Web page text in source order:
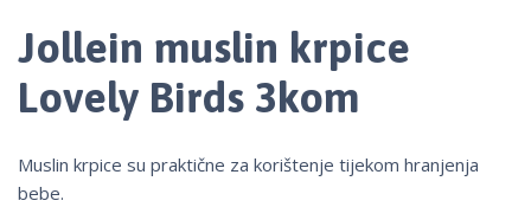
Jollein muslin krpice
Lovely Birds 3kom
Muslin krpice su praktične za korištenje tijekom hranjenja
bebe.